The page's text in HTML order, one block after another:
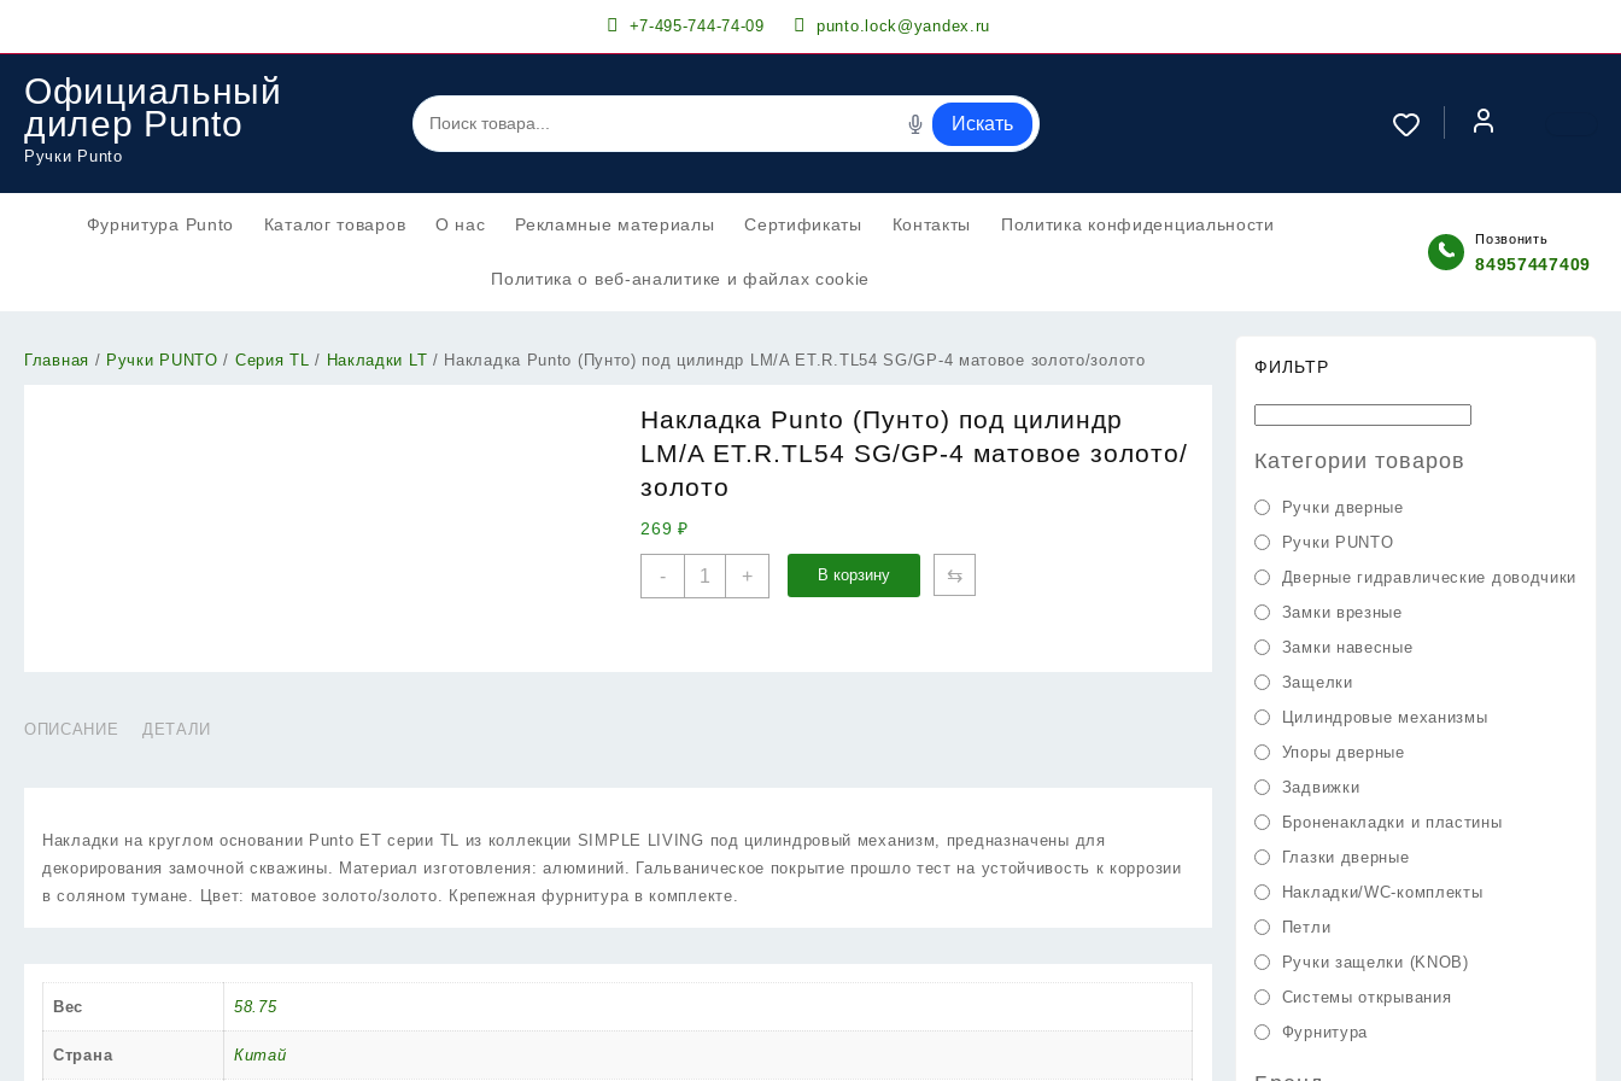
+7-495-744-74-09 punto.lock@yandex.ru
Официальный
дилер Punto
Ручки Punto
Искать
Фурнитура Punto Каталог товаров О нас Рекламные материалы Сертификаты Контакты Политика конфиденциальности
Политика о веб-аналитике и файлах cookie
Позвонить
84957447409
Главная / Ручки PUNTO / Серия TL / Накладки LT / Накладка Punto (Пунто) под цилиндр LM/A ET.R.TL54 SG/GP-4 матовое золото/золото
Накладка Punto (Пунто) под цилиндр
LM/A ET.R.TL54 SG/GP-4 матовое золото/
золото
269₽
-
Количество
матовое
золото/
золото
+ В корзину ⇆
ОПИСАНИЕ ДЕТАЛИ
Накладки на круглом основании Punto ET серии TL из коллекции SIMPLE LIVING под цилиндровый механизм, предназначены для
декорирования замочной скважины. Материал изготовления: алюминий. Гальваническое покрытие прошло тест на устойчивость к коррозии
в соляном тумане. Цвет: матовое золото/золото. Крепежная фурнитура в комплекте.
Вес 58.75
Страна Китай
ФИЛЬТР
Категории товаров
Ручки дверные
Ручки PUNTO
Дверные гидравлические доводчики
Замки врезные
Замки навесные
Защелки
Цилиндровые механизмы
Упоры дверные
Задвижки
Броненакладки и пластины
Глазки дверные
Накладки/WC-комплекты
Петли
Ручки защелки (KNOB)
Системы открывания
Фурнитура